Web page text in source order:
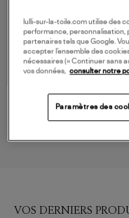
VANESSA BRUNO
VOS DERNIERS
lulli-sur-la-toile.com utilise des
performance, personnalisation,
partenaires tels que Google.
accepter l’ensemble des
nécessaires (« Continuer sans
vos données, consulter notre
Paramètres des